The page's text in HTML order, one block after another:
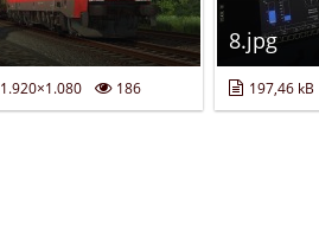
1.920×1.080 186
8.jpg
197,46 kB